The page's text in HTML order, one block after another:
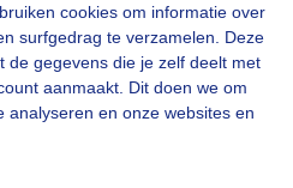
cookies om informatie over
surfgedrag te verzamelen. Deze
de gegevens die je zelf deelt met
aanmaakt. Dit doen we om
analyseren en onze websites en